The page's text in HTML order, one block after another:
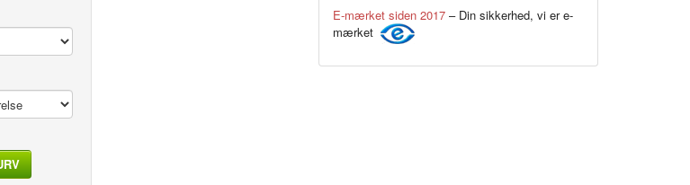
E-mærket siden 2017– Din sikkerhed, vi er e-
mærket